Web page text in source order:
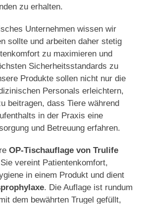
zu erhalten.
Unternehmen wissen wir
sollte und arbeiten daher stetig
zu maximieren und
Sicherheitsstandards zu
Produkte sollen nicht nur die
Personals erleichtern,
beitragen, dass Tiere während
in der Praxis eine
und Betreuung erfahren.
OP-Tischauflage von Trulife
vereint Patientenkomfort,
in einem Produkt und dient
. Die Auflage ist rundum
dem bewährten Trugel gefüllt,